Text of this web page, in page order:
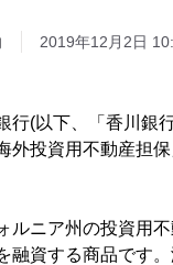
2019年12月2日
行(以下、「香川銀
外投資用不動産担
ルニア州の投資用
融資する商品です